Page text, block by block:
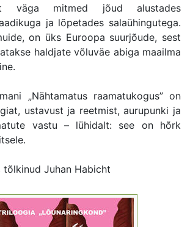
väga mitmed jõud alustades
ja lõpetades salaühingutega.
on üks Euroopa suurjõude, sest
haldjate võluväe abiga maailma
„Nähtamatus raamatukogus” on
ustavust ja reetmist, aurupunki ja
vastu – lühidalt: see on hõrk
tõlkinud Juhan Habicht